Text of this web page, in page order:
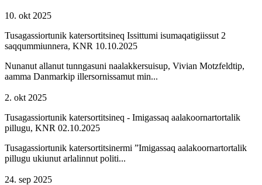
10. okt 2025
Tusagassiortunik katersortitsineq Issittumi isumaqatigiissut 2
saqqummiunnera, KNR 10.10.2025
Nunanut allanut tunngasuni naalakkersuisup, Vivian Motzfeldtip,
aamma Danmarkip illersornissamut min...
2. okt 2025
Tusagassiortunik katersortitsineq - Imigassaq aalakoornartortalik
pillugu, KNR 02.10.2025
Tusagassiortunik katersortitsinermi ”Imigassaq aalakoornartortalik
pillugu ukiunut arlalinnut politi...
24. sep 2025